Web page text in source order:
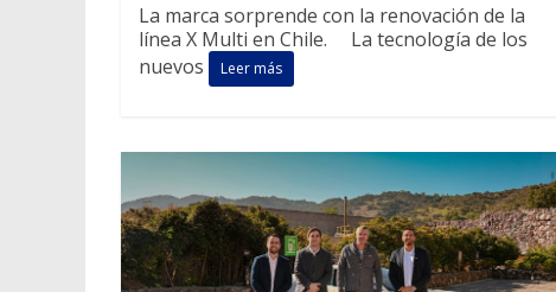
La marca sorprende con la renovación de la
línea X Multi en Chile. La tecnología de los
nuevos
Leer más